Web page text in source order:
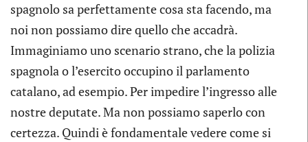
spagnolo sa perfettamente cosa sta facendo, ma
noi non possiamo dire quello che accadrà.
Immaginiamo uno scenario strano, che la polizia
spagnola o l’esercito occupino il parlamento
catalano, ad esempio. Per impedire l’ingresso alle
nostre deputate. Ma non possiamo saperlo con
certezza. Quindi è fondamentale vedere come si